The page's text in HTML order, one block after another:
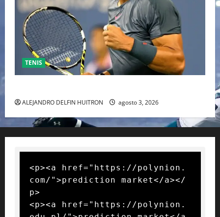
TENIS
ALEJANDRO DELFIN HUITRON agosto 3, 2026
<p><a href="https://polynion.
com/">prediction market</a></
p>
<p><a href="https://polynion.